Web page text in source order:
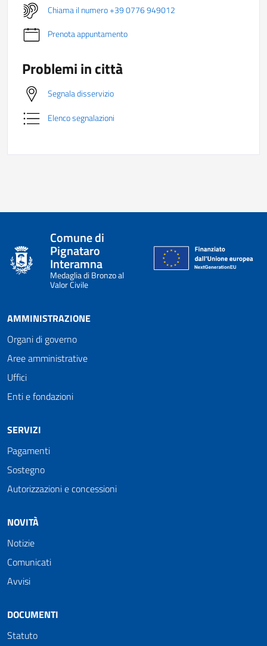
Chiama il numero +39 0776 949012
Prenota appuntamento
Problemi in città
Segnala disservizio
Elenco segnalazioni
Comune di
Pignataro
Interamna
Medaglia di Bronzo al
Valor Civile
AMMINISTRAZIONE
Organi di governo
Aree amministrative
Uffici
Enti e fondazioni
SERVIZI
Pagamenti
Sostegno
Autorizzazioni e concessioni
NOVITÀ
Notizie
Comunicati
Avvisi
DOCUMENTI
Statuto